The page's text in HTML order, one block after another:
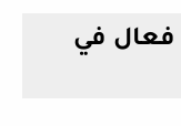
فعال في